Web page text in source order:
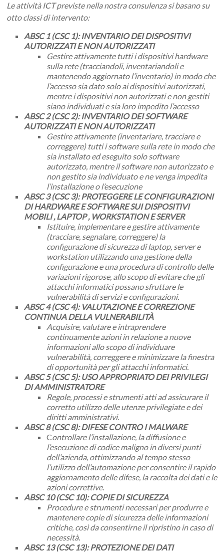
Le attività ICT previste nella nostra consulenza si basano su
otto classi di intervento:
ABSC 1 (CSC 1): INVENTARIO DEI DISPOSITIVI
AUTORIZZATI E NON AUTORIZZATI
Gestire attivamente tutti i dispositivi hardware
sulla rete (tracciandoli, inventariandoli e
mantenendo aggiornato l’inventario) in modo che
l’accesso sia dato solo ai dispositivi autorizzati,
mentre i dispositivi non autorizzati e non gestiti
siano individuati e sia loro impedito l’accesso
ABSC 2 (CSC 2): INVENTARIO DEI SOFTWARE
AUTORIZZATI E NON AUTORIZZATI
Gestire attivamente (inventariare, tracciare e
correggere) tutti i software sulla rete in modo che
sia installato ed eseguito solo software
autorizzato, mentre il software non autorizzato e
non gestito sia individuato e ne venga impedita
l’installazione o l’esecuzione
ABSC 3 (CSC 3): PROTEGGERE LE CONFIGURAZIONI
DI HARDWARE E SOFTWARE SUI DISPOSITIVI
MOBILI , LAPTOP , WORKSTATION E SERVER
Istituire, implementare e gestire attivamente
(tracciare, segnalare, correggere) la
configurazione di sicurezza di laptop, server e
workstation utilizzando una gestione della
configurazione e una procedura di controllo delle
variazioni rigorose, allo scopo di evitare che gli
attacchi informatici possano sfruttare le
vulnerabilità di servizi e configurazioni.
ABSC 4 (CSC 4): VALUTAZIONE E CORREZIONE
CONTINUA DELLA VULNERABILITÀ
Acquisire, valutare e intraprendere
continuamente azioni in relazione a nuove
informazioni allo scopo di individuare
vulnerabilità, correggere e minimizzare la finestra
di opportunità per gli attacchi informatici.
ABSC 5 (CSC 5): USO APPROPRIATO DEI PRIVILEGI
DI AMMINISTRATORE
Regole, processi e strumenti atti ad assicurare il
corretto utilizzo delle utenze privilegiate e dei
diritti amministrativi.
ABSC 8 (CSC 8): DIFESE CONTRO I MALWARE
Controllare l’installazione, la diffusione e
l’esecuzione di codice maligno in diversi punti
dell’azienda, ottimizzando al tempo stesso
l’utilizzo dell’automazione per consentire il rapido
aggiornamento delle difese, la raccolta dei dati e le
azioni correttive.
ABSC 10 (CSC 10): COPIE DI SICUREZZA
Procedure e strumenti necessari per produrre e
mantenere copie di sicurezza delle informazioni
critiche, così da consentirne il ripristino in caso di
necessità.
ABSC 13 (CSC 13): PROTEZIONE DEI DATI